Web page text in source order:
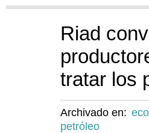
Riad
tratar los
Archivado en:
petróleo